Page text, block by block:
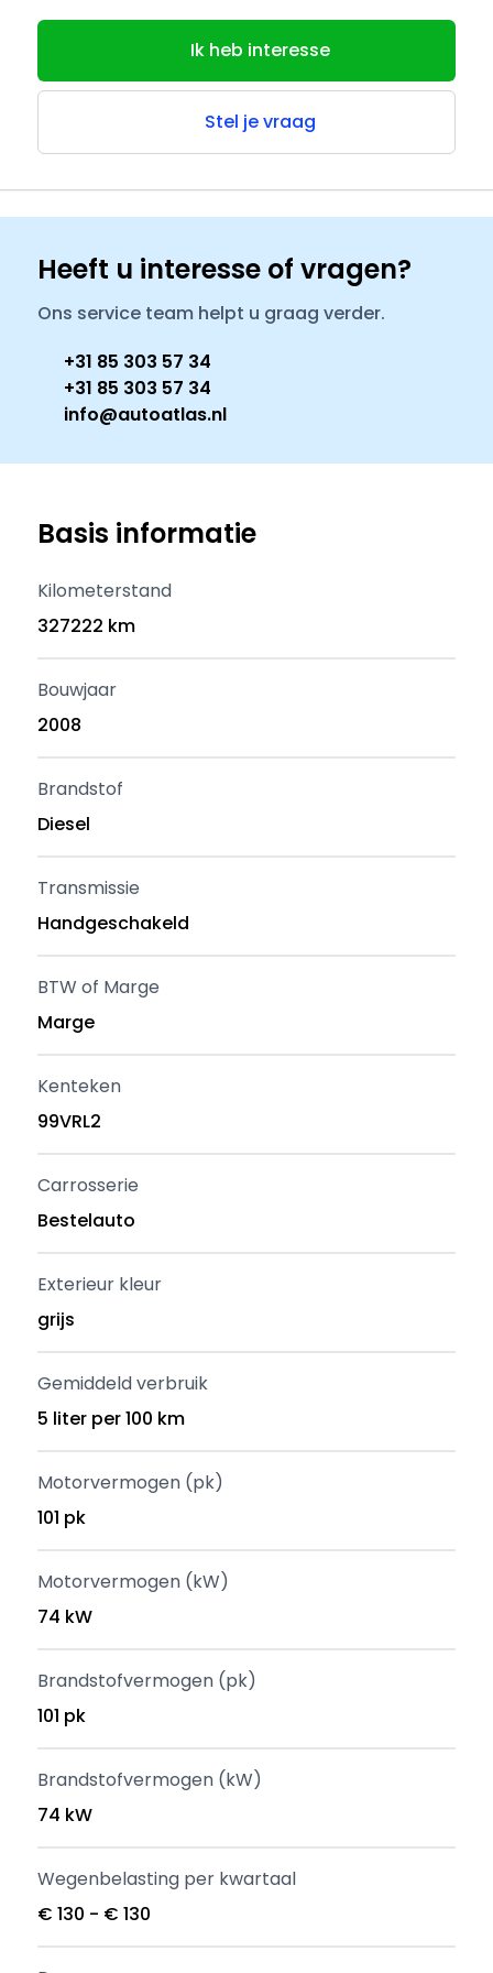
Ik heb interesse
Stel je vraag
Heeft u interesse of vragen?
Ons service team helpt u graag verder.
+31 85 303 57 34
+31 85 303 57 34
info@autoatlas.nl
Basis informatie
Kilometerstand
327222 km
Bouwjaar
2008
Brandstof
Diesel
Transmissie
Handgeschakeld
BTW of Marge
Marge
Kenteken
99VRL2
Carrosserie
Bestelauto
Exterieur kleur
grijs
Gemiddeld verbruik
5 liter per 100 km
Motorvermogen (pk)
101 pk
Motorvermogen (kW)
74 kW
Brandstofvermogen (pk)
101 pk
Brandstofvermogen (kW)
74 kW
Wegenbelasting per kwartaal
€ 130 - € 130